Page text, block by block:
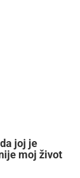
joj je
moj život